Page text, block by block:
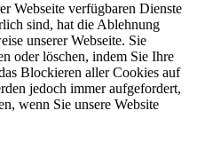
Webseite verfügbaren Dienste
sind, hat die Ablehnung
unserer Webseite. Sie
oder löschen, indem Sie Ihre
Blockieren aller Cookies auf
jedoch immer aufgefordert,
wenn Sie unsere Website